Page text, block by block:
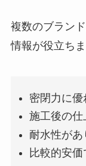
複数のブラン
情報が役立ちま
密閉力に優
施工後の仕
耐水性があ
比較的安